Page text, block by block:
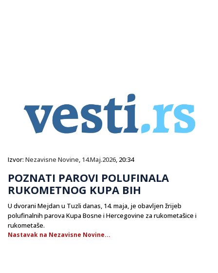
Izvor: Nezavisne Novine, 14.Maj.2026, 20:34
POZNATI PAROVI POLUFINALA
RUKOMETNOG KUPA BIH
U dvorani Mejdan u Tuzli danas, 14. maja, je obavljen žrijeb
polufinalnih parova Kupa Bosne i Hercegovine za rukometašice i
rukometaše.
Nastavak na Nezavisne Novine...